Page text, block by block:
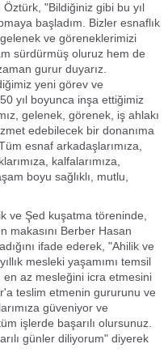
"Bildiğiniz gibi bu yıl
başladım. Bizler esnaflık
gelenek ve göreneklerimizi
sürdürmüş oluruz hem de
gurur duyarız.
yeni görev ve
yıl boyunca inşa ettiğimiz
gelenek, görenek, iş ahlakı
edebilecek bir donanıma
esnaf arkadaşlarımıza,
kalfalarımıza,
boyu sağlıklı, mutlu,
ve Şed kuşatma töreninde,
makasını Berber Hasan
ifade ederek, "Ahilik ve
mesleki yaşamımı temsil
en az mesleğini icra etmesini
teslim etmenin gururunu ve
güveniyor ve
işlerde başarılı olursunuz.
günler diliyorum" diyerek